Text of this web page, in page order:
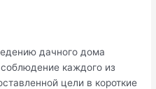
дачного дома
соблюдение каждого из
цели в короткие